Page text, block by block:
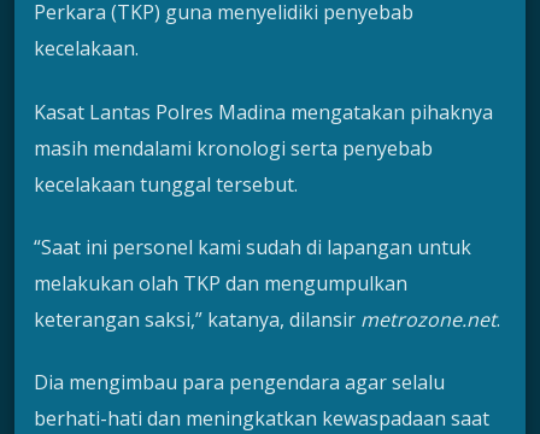
Perkara (TKP) guna menyelidiki penyebab
kecelakaan.
Kasat Lantas Polres Madina mengatakan pihaknya
masih mendalami kronologi serta penyebab
kecelakaan tunggal tersebut.
“Saat ini personel kami sudah di lapangan untuk
melakukan olah TKP dan mengumpulkan
keterangan saksi,” katanya, dilansir metrozone.net.
Dia mengimbau para pengendara agar selalu
berhati-hati dan meningkatkan kewaspadaan saat